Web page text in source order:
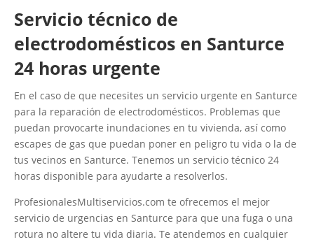
Servicio técnico de
electrodomésticos en Santurce
24 horas urgente
En el caso de que necesites un servicio urgente en Santurce
para la reparación de electrodomésticos. Problemas que
puedan provocarte inundaciones en tu vivienda, así como
escapes de gas que puedan poner en peligro tu vida o la de
tus vecinos en Santurce. Tenemos un servicio técnico 24
horas disponible para ayudarte a resolverlos.
ProfesionalesMultiservicios.com te ofrecemos el mejor
servicio de urgencias en Santurce para que una fuga o una
rotura no altere tu vida diaria. Te atendemos en cualquier